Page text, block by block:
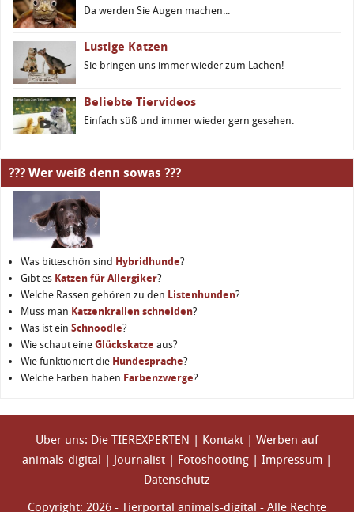
Da werden Sie Augen machen...
Lustige Katzen
Sie bringen uns immer wieder zum Lachen!
Beliebte Tiervideos
Einfach süß und immer wieder gern gesehen.
??? Wer weiß denn sowas ???
Was bitteschön sind Hybridhunde?
Gibt es Katzen für Allergiker?
Welche Rassen gehören zu den Listenhunden?
Muss man Katzenkrallen schneiden?
Was ist ein Schnoodle?
Wie schaut eine Glückskatze aus?
Wie funktioniert die Hundesprache?
Welche Farben haben Farbenzwerge?
Über uns: Die TIEREXPERTEN | Kontakt | Werben auf
animals-digital | Journalist | Fotoshooting | Impressum |
Datenschutz
Copyright: 2026 - Tierportal animals-digital - Alle Rechte